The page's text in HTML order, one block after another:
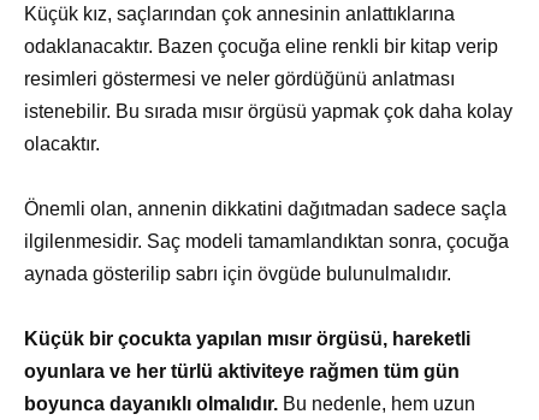
Küçük kız, saçlarından çok annesinin anlattıklarına
odaklanacaktır. Bazen çocuğa eline renkli bir kitap verip
resimleri göstermesi ve neler gördüğünü anlatması
istenebilir. Bu sırada mısır örgüsü yapmak çok daha kolay
olacaktır.
Önemli olan, annenin dikkatini dağıtmadan sadece saçla
ilgilenmesidir. Saç modeli tamamlandıktan sonra, çocuğa
aynada gösterilip sabrı için övgüde bulunulmalıdır.
Küçük bir çocukta yapılan mısır örgüsü, hareketli
oyunlara ve her türlü aktiviteye rağmen tüm gün
boyunca dayanıklı olmalıdır. Bu nedenle, hem uzun